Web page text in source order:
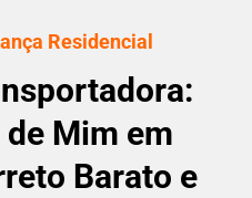
Residencial
Mim em
Barato e